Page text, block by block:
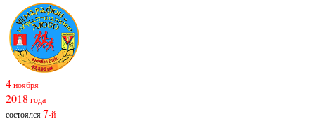
4ноября
2018 года
состоялся7-й